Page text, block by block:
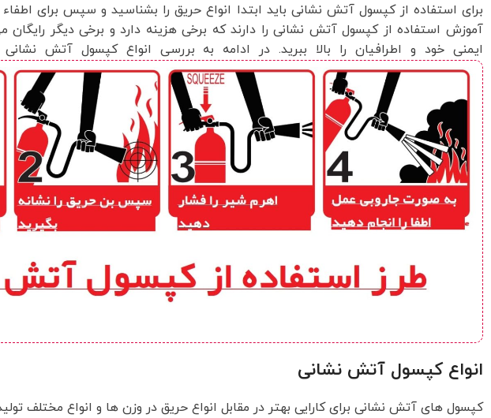
برای استفاده از کپسول آتش نشانی باید ابتدا انواع حریق را بشناسید و سپس برای
آموزش استفاده از کپسول آتش نشانی را دارند که برخی هزینه دارد و برخی دیگر
ایمنی خود و اطرافیان را بالا ببرید. در ادامه به بررسی انواع کپسول آتش
انواع کپسول آتش نشانی
کپسول های آتش نشانی برای کارایی بهتر در مقابل انواع حریق در وزن ها و انواع مختلف